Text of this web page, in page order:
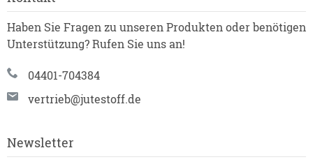
Haben Sie Fragen zu unseren Produkten oder benötigen
Unterstützung? Rufen Sie uns an!
04401-704384
vertrieb@jutestoff.de
Newsletter